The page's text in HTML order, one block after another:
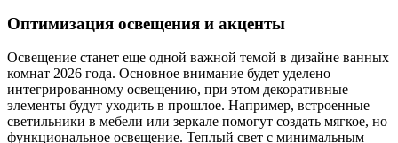
Оптимизация освещения и акценты
Освещение станет еще одной важной темой в дизайне ванных
комнат 2026 года. Основное внимание будет уделено
интегрированному освещению, при этом декоративные
элементы будут уходить в прошлое. Например, встроенные
светильники в мебели или зеркале помогут создать мягкое, но
функциональное освещение. Теплый свет с минимальным